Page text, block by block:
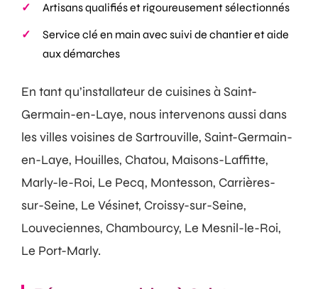
Artisans qualifiés et rigoureusement sélectionnés
Service clé en main avec suivi de chantier et aide
aux démarches
En tant qu’installateur de cuisines à Saint-
Germain-en-Laye, nous intervenons aussi dans
les villes voisines de Sartrouville, Saint-Germain-
en-Laye, Houilles, Chatou, Maisons-Laffitte,
Marly-le-Roi, Le Pecq, Montesson, Carrières-
sur-Seine, Le Vésinet, Croissy-sur-Seine,
Louveciennes, Chambourcy, Le Mesnil-le-Roi,
Le Port-Marly.